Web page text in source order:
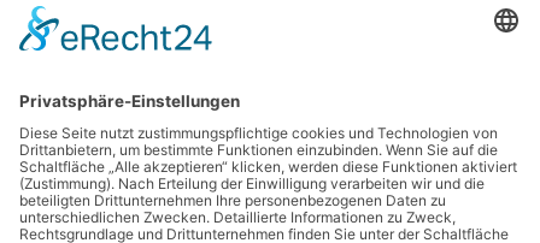
Juni 2021
Mai 2021
Februar 2021
Januar 2021
Dezember 2020
November 2020
Oktober 2020
September 2020
August 2020
Juli 2020